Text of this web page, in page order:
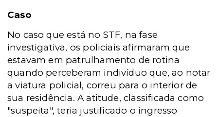
Caso
No caso que está no STF, na fase
investigativa, os policiais afirmaram que
estavam em patrulhamento de rotina
quando perceberam indivíduo que, ao notar
a viatura policial, correu para o interior de
sua residência. A atitude, classificada como
"suspeita", teria justificado o ingresso